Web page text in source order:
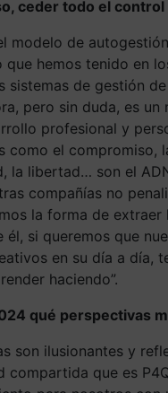
ceder todo el control
modelo de
que hemos tenido en
sistemas de gestión
pero sin duda, es un
profesional y
como el compromiso,
la libertad… son el
compañías no
la forma de extraer
él, si queremos que
en su día a día,
haciendo”.
qué perspectivas
son ilusionantes y
compartida que es